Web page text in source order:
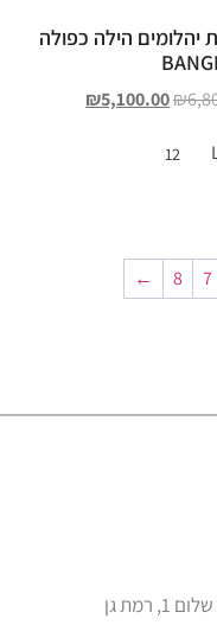
יהלומים הילה כפולה
₪
₪5,100.00
12
7
8
←
רמת גן